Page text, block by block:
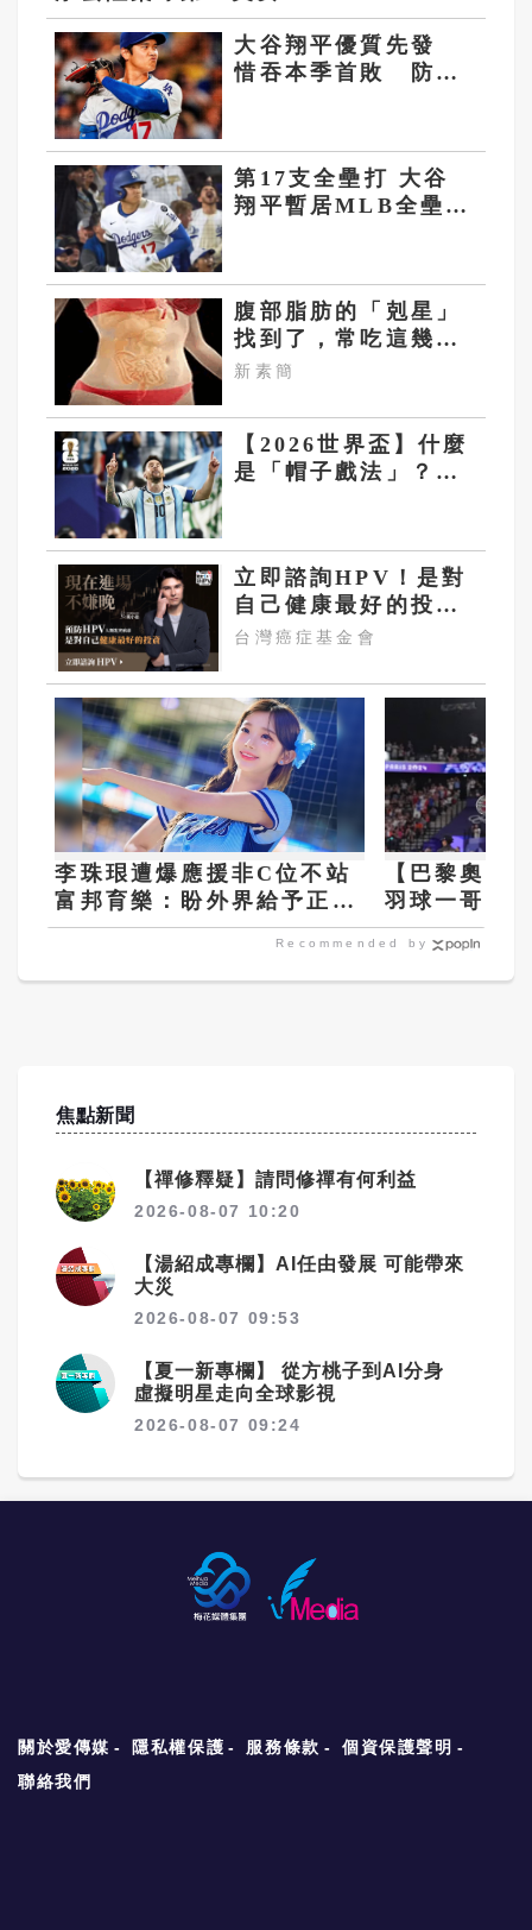
大谷翔平優質先發
惜吞本季首敗 防禦
第17支全壘打 大谷
翔平暫居MLB全壘打
腹部脂肪的「剋星」
找到了，常吃這幾
物，吃走大肚囊，瘦
新素簡
【2026世界盃】什麼
是「帽子戲法」？從
立即諮詢HPV！是對
自己健康最好的投
資，把握現在不嫌
台灣癌症基金會
李珠珢遭爆應援非C位不站
富邦育樂：盼外界給予正面
鼓勵
【巴黎奧運
羽球一哥周
手
Recommended by
焦點新聞
【禪修釋疑】請問修禪有何利益
2026-08-07 10:20
【湯紹成專欄】AI任由發展 可能帶來
大災
2026-08-07 09:53
【夏一新專欄】 從方桃子到AI分身
虛擬明星走向全球影視
2026-08-07 09:24
關於愛傳媒 隱私權保護 服務條款
個資保護聲明
聯絡我們